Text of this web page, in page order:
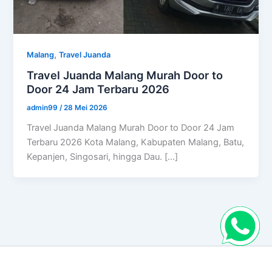
Malang,Travel Juanda
Travel Juanda Malang Murah Door to
Door 24 Jam Terbaru 2026
admin99/28 Mei 2026
Travel Juanda Malang Murah Door to Door 24 Jam
Terbaru 2026 Kota Malang, Kabupaten Malang, Batu,
Kepanjen, Singosari, hingga Dau. […]